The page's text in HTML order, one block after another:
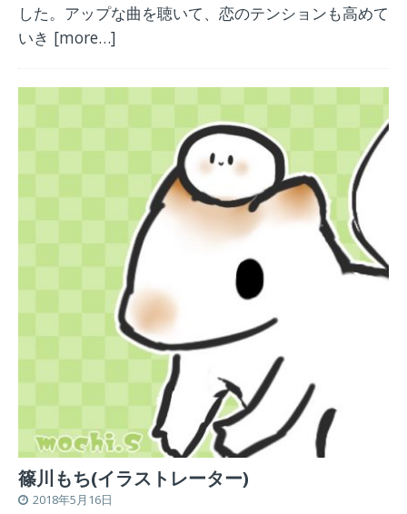
した。アップな曲を聴いて、恋のテンションも高めて
いき [more…]
篠川もち(イラストレーター)
2018年5月16日